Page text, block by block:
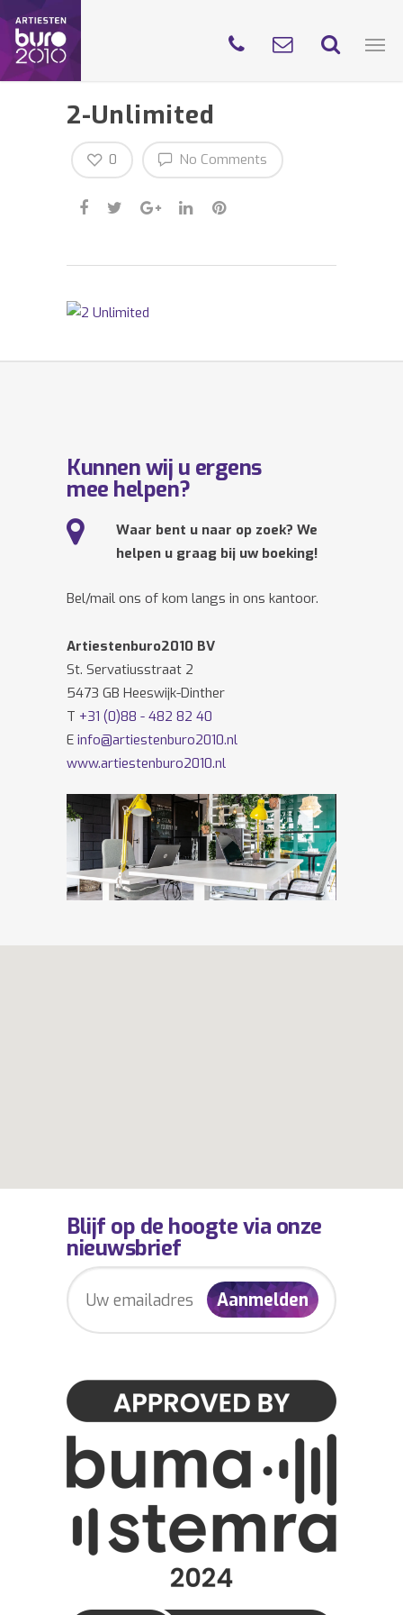
2-Unlimited
No Comments
0
Kunnen wij u ergens
mee helpen?
Waar bent u naar op zoek? We
helpen u graag bij uw boeking!
Bel/mail ons of kom langs in ons kantoor.
Artiestenburo2010 BV
St. Servatiusstraat 2
5473 GB Heeswijk-Dinther
T +31 (0)88 - 482 82 40
E info@artiestenburo2010.nl
www.artiestenburo2010.nl
Volg ons ook opFacebookenTwitter
Blijf op de hoogte via onze
nieuwsbrief